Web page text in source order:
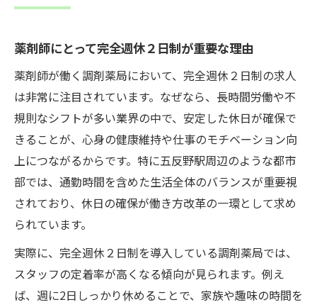
薬剤師にとって完全週休２日制が重要な理由
薬剤師が働く調剤薬局において、完全週休２日制の求人
は非常に注目されています。なぜなら、長時間労働や不
規則なシフトが多い業界の中で、安定した休日が確保で
きることが、心身の健康維持や仕事のモチベーション向
上につながるからです。特に五反野駅周辺のような都市
部では、通勤時間を含めた生活全体のバランスが重要視
されており、休日の確保が働き方改革の一環として求め
られています。
実際に、完全週休２日制を導入している調剤薬局では、
スタッフの定着率が高くなる傾向が見られます。例え
ば、週に2日しっかり休めることで、家族や趣味の時間を